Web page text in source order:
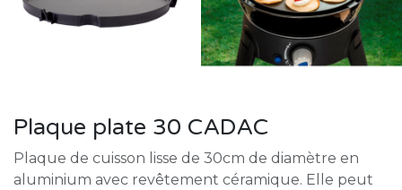
Plaque plate 30 CADAC
Plaque de cuisson lisse de 30cm de diamètre en
aluminium avec revêtement céramique. Elle peut